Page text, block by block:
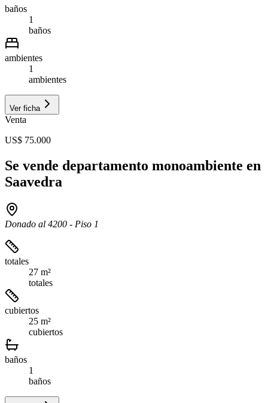
baños
1
baños
ambientes
1
ambientes
Ver ficha
Venta
US$ 75.000
Se vende departamento monoambiente en
Saavedra
Donado al 4200 - Piso 1
totales
27 m²
totales
cubiertos
25 m²
cubiertos
baños
1
baños